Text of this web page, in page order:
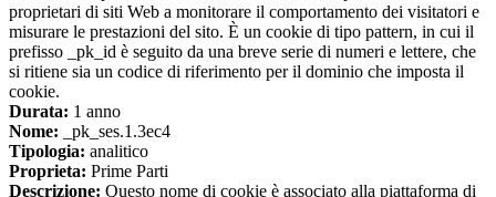
proprietari di siti Web a monitorare il comportamento dei visitatori e
misurare le prestazioni del sito. È un cookie di tipo pattern, in cui il
prefisso _pk_id è seguito da una breve serie di numeri e lettere, che
si ritiene sia un codice di riferimento per il dominio che imposta il
cookie.
Durata: 1 anno
Nome: _pk_ses.1.3ec4
Tipologia: analitico
Proprieta: Prime Parti
Descrizione: Questo nome di cookie è associato alla piattaforma di